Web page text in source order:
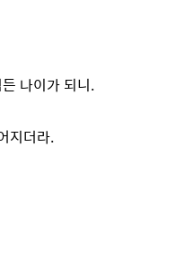
나이가 되니.
지더라.